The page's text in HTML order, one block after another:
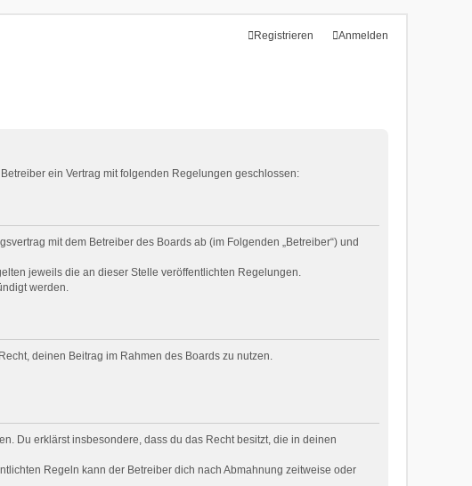
Anmelden
Registrieren
ein Vertrag mit folgenden Regelungen geschlossen:
mit dem Betreiber des Boards ab (im Folgenden „Betreiber“) und
jeweils die an dieser Stelle veröffentlichten Regelungen.
werden.
deinen Beitrag im Rahmen des Boards zu nutzen.
Du erklärst insbesondere, dass du das Recht besitzt, die in deinen
Regeln kann der Betreiber dich nach Abmahnung zeitweise oder